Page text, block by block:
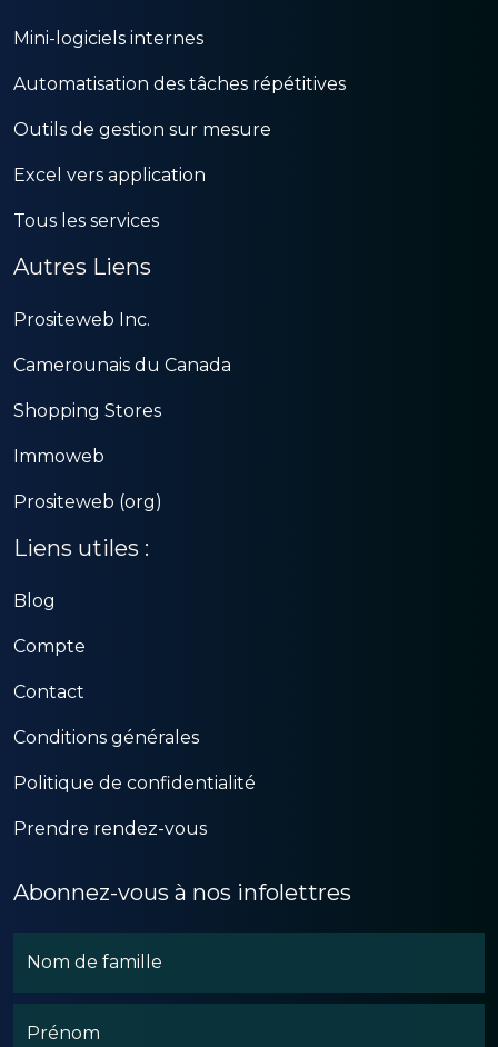
Mini-logiciels internes
Automatisation des tâches répétitives
Outils de gestion sur mesure
Excel vers application
Tous les services
Autres Liens
Prositeweb Inc.
Camerounais du Canada
Shopping Stores
Immoweb
Prositeweb (org)
Liens utiles :
Blog
Compte
Contact
Conditions générales
Politique de confidentialité
Prendre rendez-vous
Abonnez-vous à nos infolettres